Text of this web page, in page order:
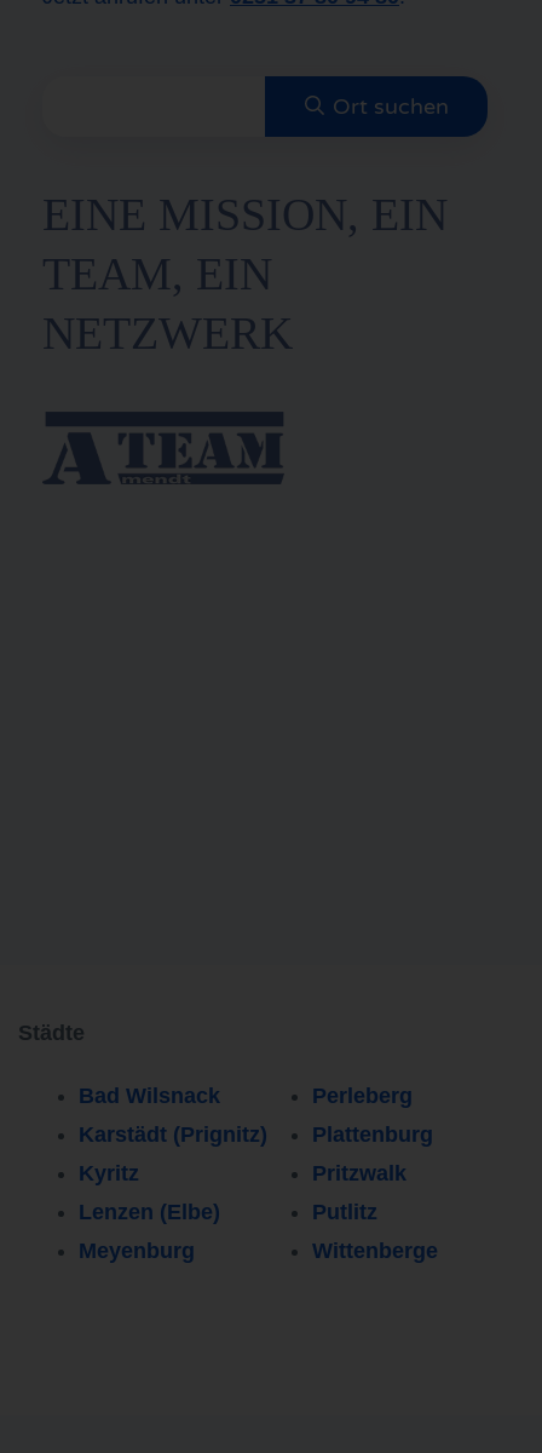
EINE MISSION, EIN
TEAM, EIN
NETZWERK
Städte
Bad Wilsnack
Karstädt (Prignitz)
Kyritz
Lenzen (Elbe)
Meyenburg
Perleberg
Plattenburg
Pritzwalk
Putlitz
Wittenberge